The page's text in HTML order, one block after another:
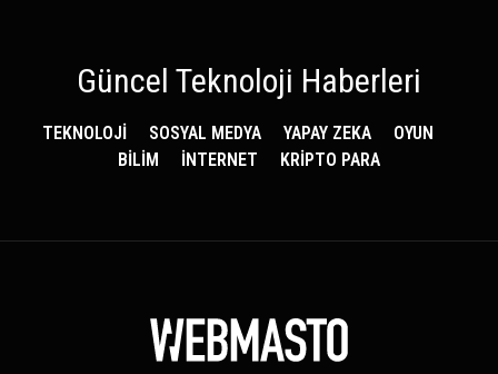
Güncel Teknoloji Haberleri
TEKNOLOJİ SOSYAL MEDYA YAPAY ZEKA
OYUN
BİLİM
İNTERNET KRİPTO PARA